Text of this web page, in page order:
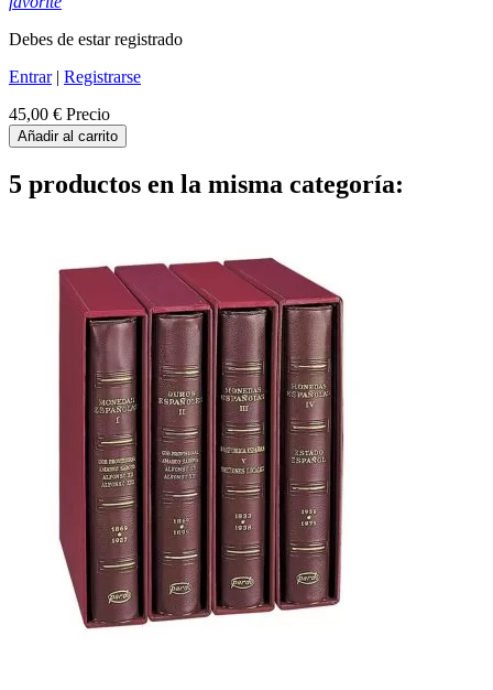
Debes de estar registrado
Entrar| Registrarse
45,00 € Precio
Añadir al carrito
5 productos en la misma categoría: